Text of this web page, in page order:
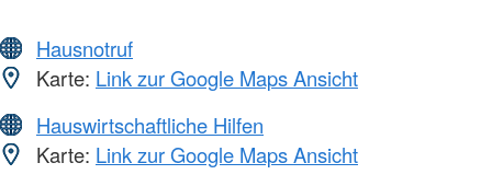
Hausnotruf
Karte: Link zur Google Maps Ansicht
Hauswirtschaftliche Hilfen
Karte: Link zur Google Maps Ansicht